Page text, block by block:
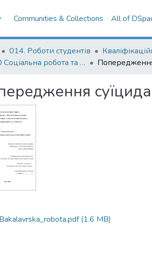
Communities & Collections All of
014. Роботи студентів
І 10 Соціальна робота та консультування
(1.6 MB)